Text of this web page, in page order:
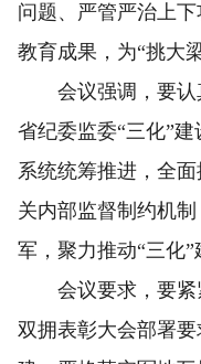
问题、严管严治上
教育成果，为“挑大
会议强调，要认
省纪委监委“三化”
系统统筹推进，全
关内部监督制约机
军，聚力推动“三化”
会议要求，要紧
双拥表彰大会部署